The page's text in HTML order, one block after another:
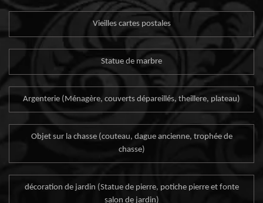
Vieilles cartes postales
Statue de marbre
Argenterie (Ménagère, couverts dépareillés, theillere, plateau)
Objet sur la chasse (couteau, dague ancienne, trophée de
chasse)
décoration de jardin (Statue de pierre, potiche pierre et fonte
salon de jardin)